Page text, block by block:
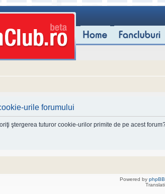
urile forumului
ştergerea tuturor cookie-urilor primite de pe acest
Powered by phpBB